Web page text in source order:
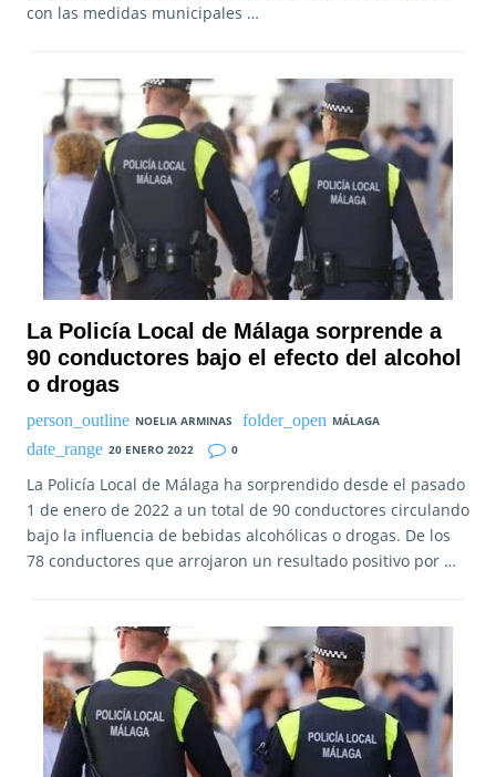
con las medidas municipales …
La Policía Local de Málaga sorprende a
90 conductores bajo el efecto del alcohol
o drogas
NOELIA ARMINAS
MÁLAGA
20 ENERO 2022
0
La Policía Local de Málaga ha sorprendido desde el pasado
1 de enero de 2022 a un total de 90 conductores circulando
bajo la influencia de bebidas alcohólicas o drogas. De los
78 conductores que arrojaron un resultado positivo por …